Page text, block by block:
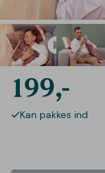
199,-
Kan pakkes ind